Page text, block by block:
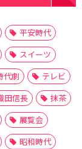
平安時代
スイーツ
代劇
テレビ
田信長
抹茶
展覧会
昭和時代